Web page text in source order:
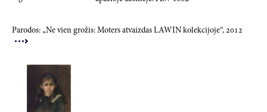
Parodos: „Ne vien grožis: Moters atvaizdas LAWIN kolekcijoje“, 2012